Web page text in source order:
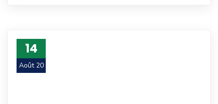
14
Août 20